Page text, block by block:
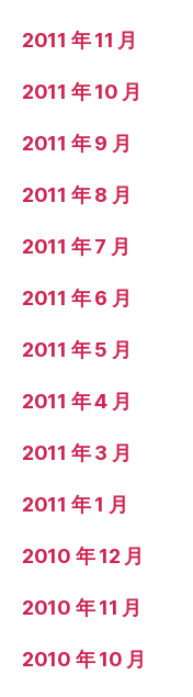
2011 年 11 月
2011 年 10 月
2011 年 9 月
2011 年 8 月
2011 年 7 月
2011 年 6 月
2011 年 5 月
2011 年 4 月
2011 年 3 月
2011 年 1 月
2010 年 12 月
2010 年 11 月
2010 年 10 月